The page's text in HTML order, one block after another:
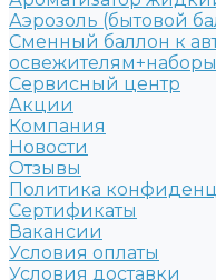
Аэрозоль (бытовой
Сменный баллон к
освежителям+наборы
Сервисный центр
Акции
Компания
Новости
Отзывы
Политика
Сертификаты
Вакансии
Условия оплаты
Условия доставки